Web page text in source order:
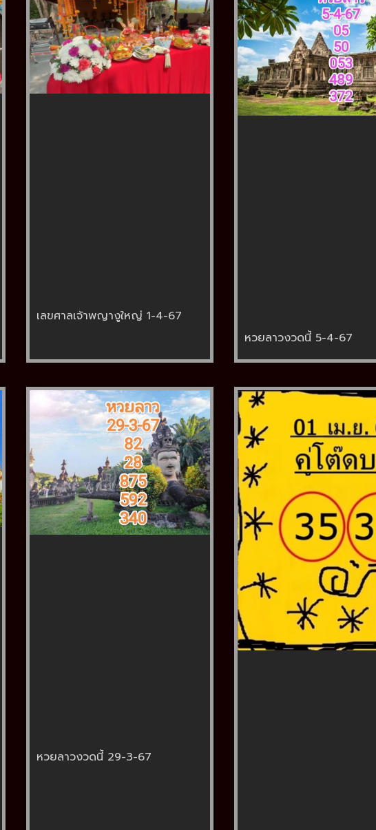
เลขศาลเจ้าพญางูใหญ่ 1-4-67
หวยลาวงวดนี้ 5-4-67
หวยลาวงวดนี้ 29-3-67